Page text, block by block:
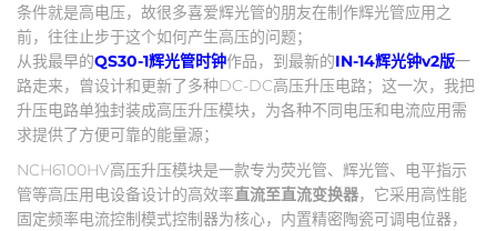
条件就是高电压，故很多喜爱辉光管的朋友在制作辉光管应用之
前，往往止步于这个如何产生高压的问题；
从我最早的QS30-1辉光管时钟作品，到最新的IN-14辉光钟v2版一
路走来，曾设计和更新了多种DC-DC高压升压电路；这一次，我把
升压电路单独封装成高压升压模块，为各种不同电压和电流应用需
求提供了方便可靠的能量源；
NCH6100HV高压升压模块是一款专为荧光管、辉光管、电平指示
管等高压用电设备设计的高效率直流至直流变换器，它采用高性能
固定频率电流控制模式控制器为核心，内置精密陶瓷可调电位器，